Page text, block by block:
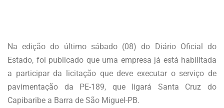
Na edição do último sábado (08) do Diário Oficial do
Estado, foi publicado que uma empresa já está habilitada
a participar da licitação que deve executar o serviço de
pavimentação da PE-189, que ligará Santa Cruz do
Capibaribe a Barra de São Miguel-PB.